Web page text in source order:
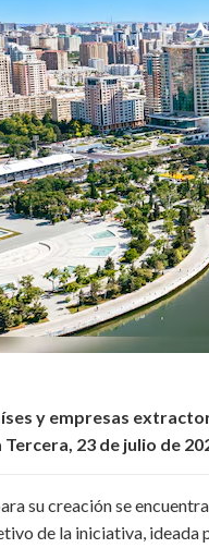
y empresas
23 de julio de
su creación se
de la iniciativa,